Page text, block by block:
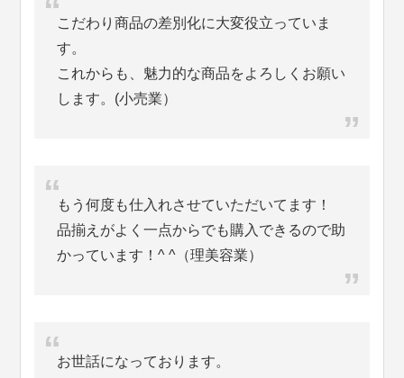
こだわり商品の差別化に大変役立っていま
す。
これからも、魅力的な商品をよろしくお願い
します。(小売業）
もう何度も仕入れさせていただいてます！
品揃えがよく一点からでも購入できるので助
かっています！^ ^（理美容業）
お世話になっております。